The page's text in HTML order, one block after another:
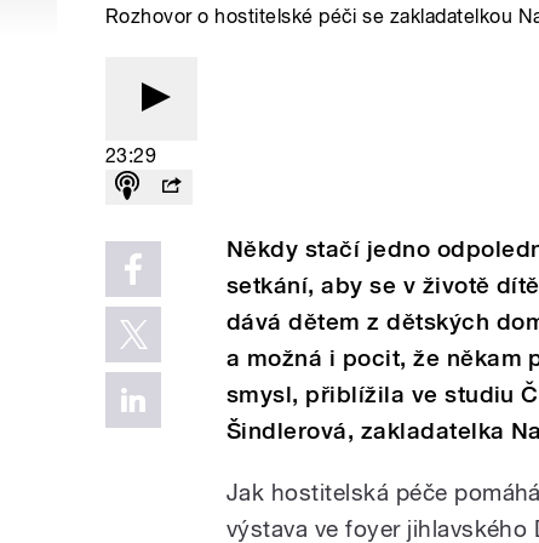
Rozhovor o hostitelské péči se zakladatelkou
23:29
Někdy stačí jedno
setkání, aby se v životě
dává dětem z dětských
a možná i pocit, že někam
smysl, přiblížila ve studiu
Šindlerová, zakladatelka
Jak hostitelská péče
výstava ve foyer jihlavského